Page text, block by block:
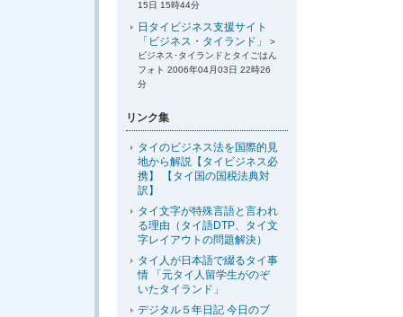
15日 15時44分
日タイビジネス支援サイト
「ビジネス・タイランド」
>
ビジネス･タイランドとタイごはん
フォト 2006年04月03日 22時26
分
リンク集
タイのビジネス法を国際的見
地から解説【タイビジネス必
携】 【タイ国の国税法典対
訳】
タイ文字が特殊言語と言われ
る理由（タイ語DTP、タイ文
字レイアウトの問題解決）
タイ人が日本語で綴るタイ事
情 「元タイ人留学生がのぞ
いたタイランド」
デジタル５年日記 今日のブ